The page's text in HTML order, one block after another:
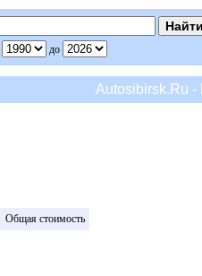
до
Autosibirsk.Ru -
Общая стоимость